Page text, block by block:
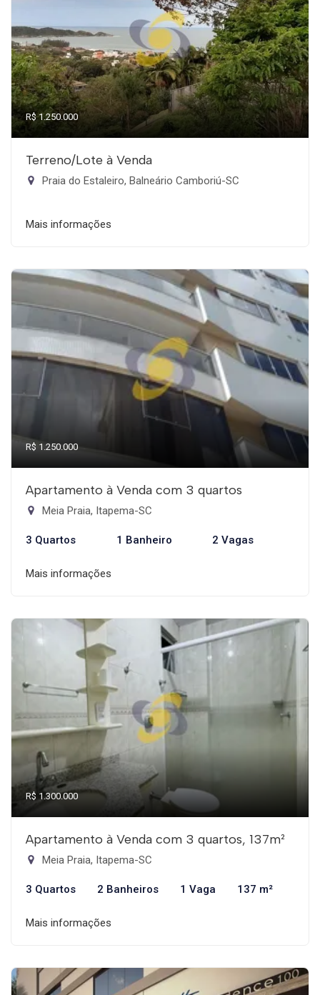
R$ 1.250.000
Terreno/Lote à Venda
Praia do Estaleiro, Balneário Camboriú-SC
Mais informações
R$ 1.250.000
Apartamento à Venda com 3 quartos
Meia Praia, Itapema-SC
3 Quartos 1 Banheiro 2 Vagas
Mais informações
R$ 1.300.000
Apartamento à Venda com 3 quartos, 137m²
Meia Praia, Itapema-SC
3 Quartos 2 Banheiros 1 Vaga 137 m²
Mais informações